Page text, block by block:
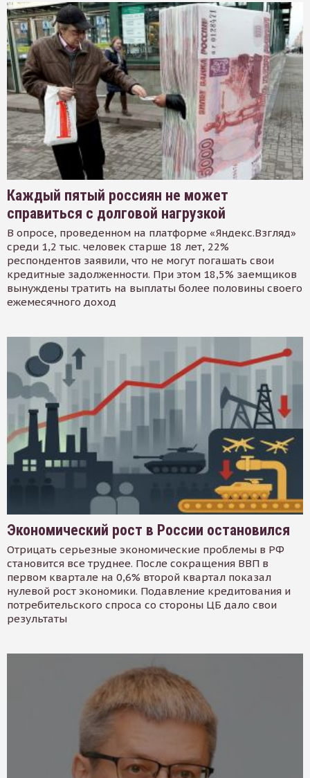
Каждый пятый россиян не может
справиться с долговой нагрузкой
В опросе, проведенном на платформе «Яндекс.Взгляд»
среди 1,2 тыс. человек старше 18 лет, 22%
респондентов заявили, что не могут погашать свои
кредитные задолженности. При этом 18,5% заемщиков
вынуждены тратить на выплаты более половины своего
ежемесячного доход
Экономический рост в России остановился
Отрицать серьезные экономические проблемы в РФ
становится все труднее. После сокращения ВВП в
первом квартале на 0,6% второй квартал показал
нулевой рост экономики. Подавление кредитования и
потребительского спроса со стороны ЦБ дало свои
результаты